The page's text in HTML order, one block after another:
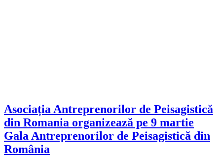
Asociația Antreprenorilor de Peisagistică
din Romania organizează pe 9 martie
Gala Antreprenorilor de Peisagistică din
România